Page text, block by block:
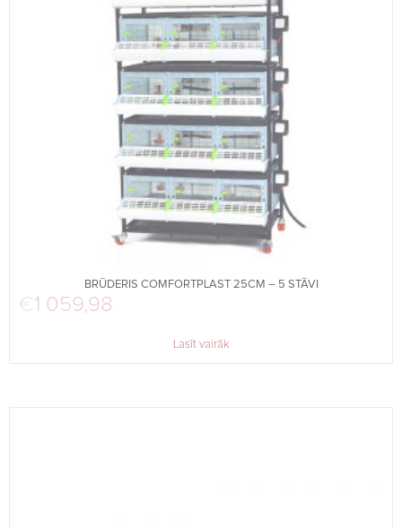
BRŪDERIS COMFORTPLAST 25CM – 5 STĀVI
€1 059,98
Lasīt vairāk